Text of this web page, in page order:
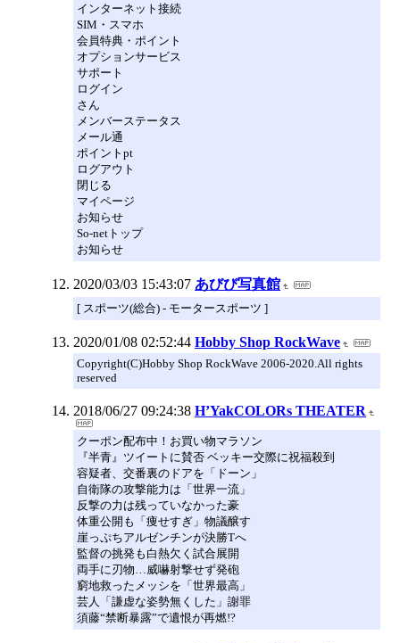
インターネット接続
SIM・スマホ
会員特典・ポイント
オプションサービス
サポート
ログイン
さん
メンバーステータス
メール通
ポイントpt
ログアウト
閉じる
マイページ
お知らせ
So-netトップ
お知らせ
2020/03/03 15:43:07 あびび写真館
[ スポーツ(総合) - モータースポーツ ]
2020/01/08 02:52:44 Hobby Shop RockWave
Copyright(C)Hobby Shop RockWave 2006-2020.All rights
reserved
2018/06/27 09:24:38 H’YakCOLORs THEATER
クーポン配布中！お買い物マラソン
『半青』ツイートに賛否 ベッキー交際に祝福殺到
容疑者、交番裏のドアを「ドーン」
自衛隊の攻撃能力は「世界一流」
反撃の力は残っていなかった豪
体重公開も「痩せすぎ」物議醸す
崖っぷちアルゼンチンが決勝Tへ
監督の挑発も白熱欠く試合展開
両手に刃物…威嚇射撃せず発砲
窮地救ったメッシを「世界最高」
芸人「謙虚な姿勢無くした」謝罪
須藤“禁断暴露”で遺恨が再燃!?